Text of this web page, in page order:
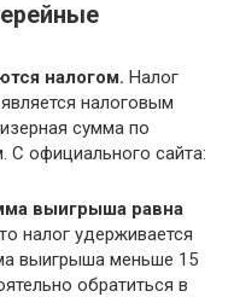
налогом. Налог
налоговым
сумма по
официального сайта:
выигрыша равна
налог удерживается
выигрыша меньше 15
обратиться в